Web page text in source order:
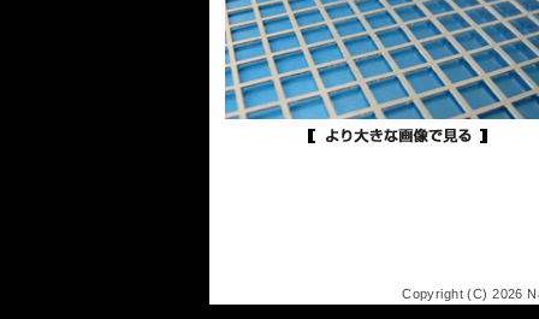
Copyright (C) 2026